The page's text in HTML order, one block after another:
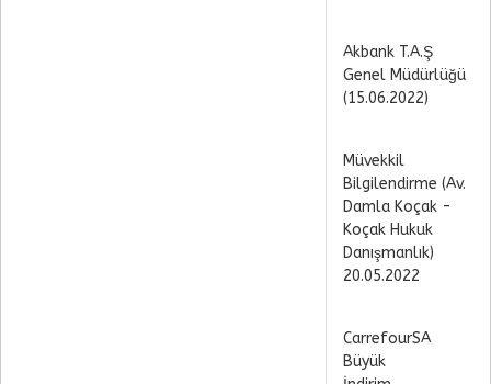
Akbank T.A.Ş
Genel Müdürlüğü
(15.06.2022)
Müvekkil
Bilgilendirme (Av.
Damla Koçak -
Koçak Hukuk
Danışmanlık)
20.05.2022
CarrefourSA
Büyük